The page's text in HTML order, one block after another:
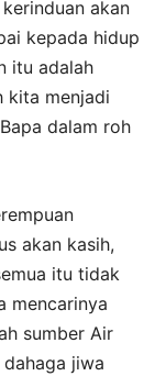
akan
kepada hidup
itu adalah
kita menjadi
dalam roh
akan kasih,
itu tidak
mencarinya
sumber Air
jiwa